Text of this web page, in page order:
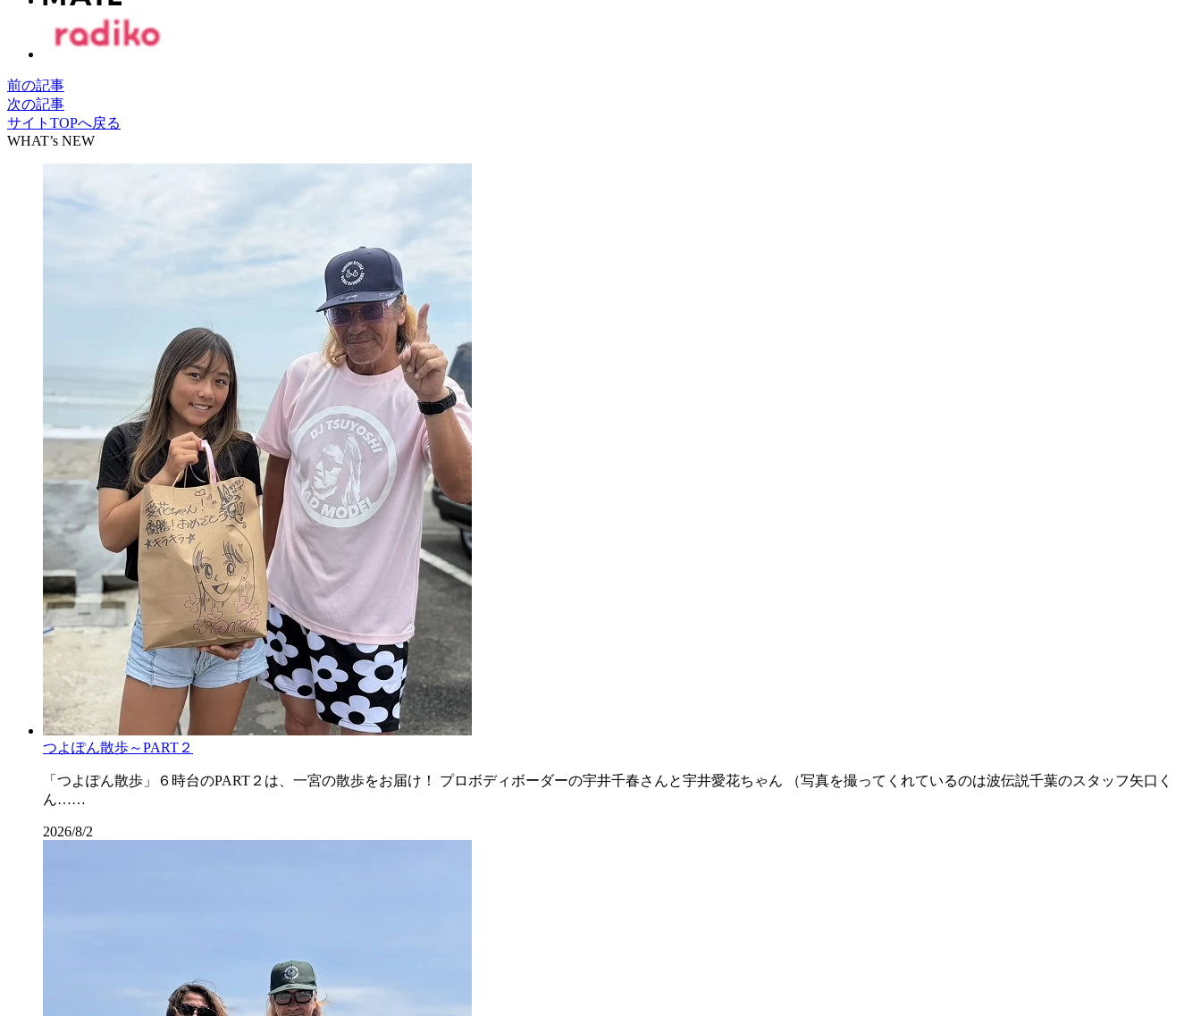
前の記事
次の記事
サイトTOPへ戻る
WHAT’s NEW
つよぽん散歩～PART２
「つよぽん散歩」６時台のPART２は、一宮の散歩をお届け！ プロボディボーダーの宇井千春さんと宇井愛花ちゃん （写真を撮ってくれているのは波伝説千葉のスタッフ矢口く
ん……
2026/8/2